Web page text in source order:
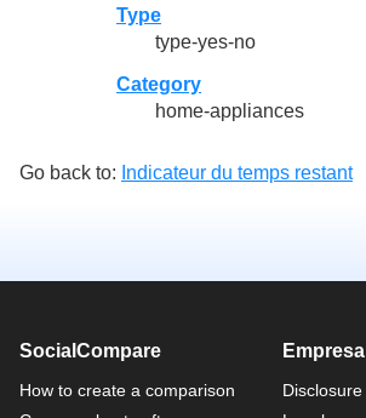
Type
type-yes-no
Category
home-appliances
Go back to: Indicateur du temps restant
SocialCompare
How to create a comparison
Empresa
Disclosure